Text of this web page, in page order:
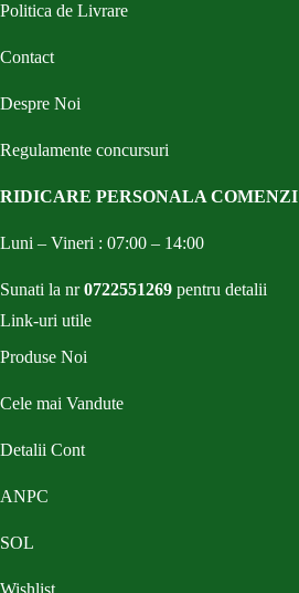
Politica de Livrare
Contact
Despre Noi
Regulamente concursuri
RIDICARE PERSONALA COMENZI
Luni – Vineri : 07:00 – 14:00
Sunati la nr0722551269 pentru detalii
Link-uri utile
Produse Noi
Cele mai Vandute
Detalii Cont
ANPC
SOL